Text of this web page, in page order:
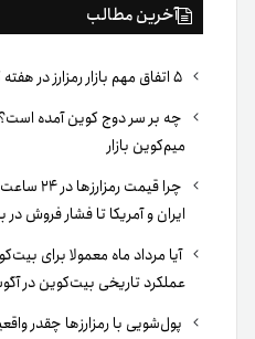
آخرین مطالب
چه بر سر دوج کوین آمده
میم‌کوین بازار
چرا
ایران و آمریکا تا فشار فروش در
آیا مرداد ماه معمولا برای
عملکرد تاریخی بیت‌کوین در
پول‌شویی با رمزارزها چقدر